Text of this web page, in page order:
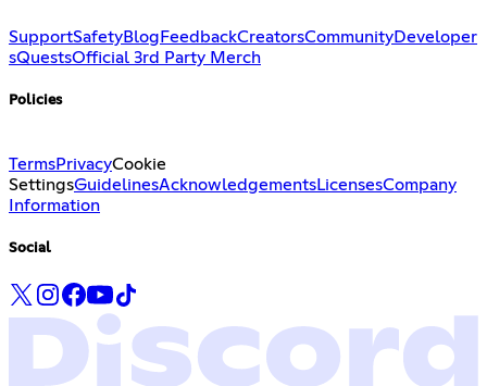
SupportSafetyBlog FeedbackCreatorsCommunityDeveloper
sQuestsOfficial 3rd Party Merch
Policies
TermsPrivacyCookie
SettingsGuidelinesAcknowledgementsLicensesCompany
Information
Social